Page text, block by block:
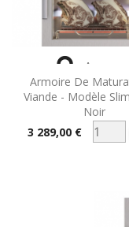
Armoire De
Viande - Modèle
Noir
Prix3 289,00 €
 Aperçu